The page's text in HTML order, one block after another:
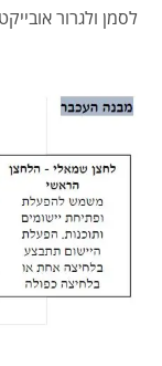
לסמן ולגרור